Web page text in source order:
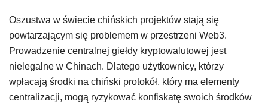
Oszustwa w świecie chińskich projektów stają się
powtarzającym się problemem w przestrzeni Web3.
Prowadzenie centralnej giełdy kryptowalutowej jest
nielegalne w Chinach. Dlatego użytkownicy, którzy
wpłacają środki na chiński protokół, który ma elementy
centralizacji, mogą ryzykować konfiskatę swoich środków